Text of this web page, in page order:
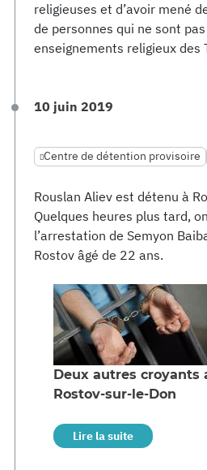
religieuses et d’avoir mené
de personnes qui ne sont
enseignements religieux des
10 juin 2019
Centre de détention provisoire
Rouslan Aliev est détenu à
Quelques heures plus tard,
l’arrestation de Semyon
Rostov âgé de 22 ans.
Deux autres croyants
Rostov-sur-le-Don
Lire la suite